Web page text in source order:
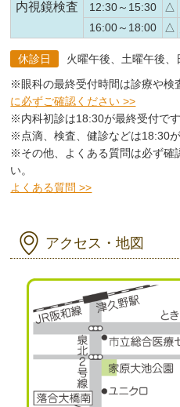
内視鏡検査 12:30～15:30 △
16:00～18:00
△
休診日
火曜午後、土曜午後、
※眼科の最終受付時間は診療や検
に必ずご確認ください >>
※内科初診は18:30が最終受付です
※点滴、検査、健診などは18:30が
※その他、よくある質問は必ず確
い。
よくある質問 >>
アクセス・地図